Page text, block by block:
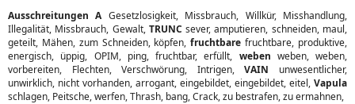
Ausschreitungen AGesetzlosigkeit, Missbrauch, Willkür, Misshandlung,
Illegalität, Missbrauch, Gewalt, TRUNC sever, amputieren, schneiden, maul,
geteilt, Mähen, zum Schneiden, köpfen,fruchtbare fruchtbare, produktive,
energisch, üppig, OPIM, ping, fruchtbar, erfüllt, weben weben, weben,
vorbereiten, Flechten, Verschwörung, Intrigen,VAIN unwesentlicher,
unwirklich, nicht vorhanden, arrogant, eingebildet, eingebildet, eitel, Vapula
schlagen, Peitsche, werfen, Thrash, bang, Crack, zu bestrafen, zu ermahnen,